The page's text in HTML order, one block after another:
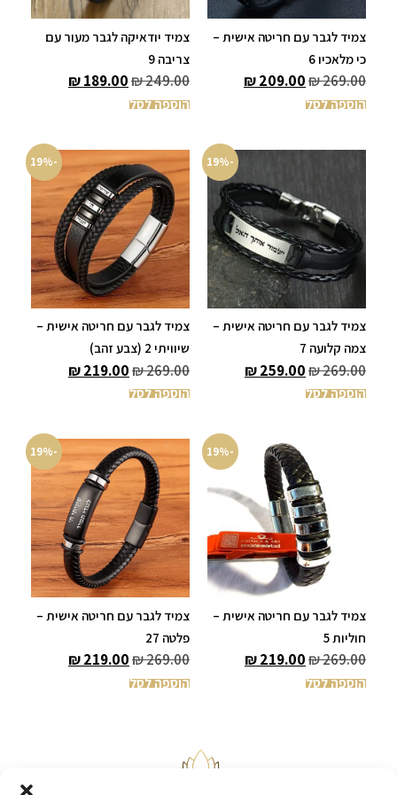
צמיד לגבר עם חריטה אישית –
כי מלאכיו 6
₪269.00
₪209.00
הוספה לסל
צמיד יודאיקה לגבר מעור עם
צריבה 9
₪249.00
₪189.00
הוספה לסל
-19%
צמיד לגבר עם חריטה אישית –
צמה קלועה 7
₪269.00
₪259.00
הוספה לסל
-19%
צמיד לגבר עם חריטה אישית –
שיוויתי 2 (צבע זהב)
₪269.00
₪219.00
הוספה לסל
-19%
צמיד לגבר עם חריטה אישית –
חוליות 5
₪269.00
₪219.00
הוספה לסל
-19%
צמיד לגבר עם חריטה אישית –
פלטה 27
₪269.00
₪219.00
הוספה לסל